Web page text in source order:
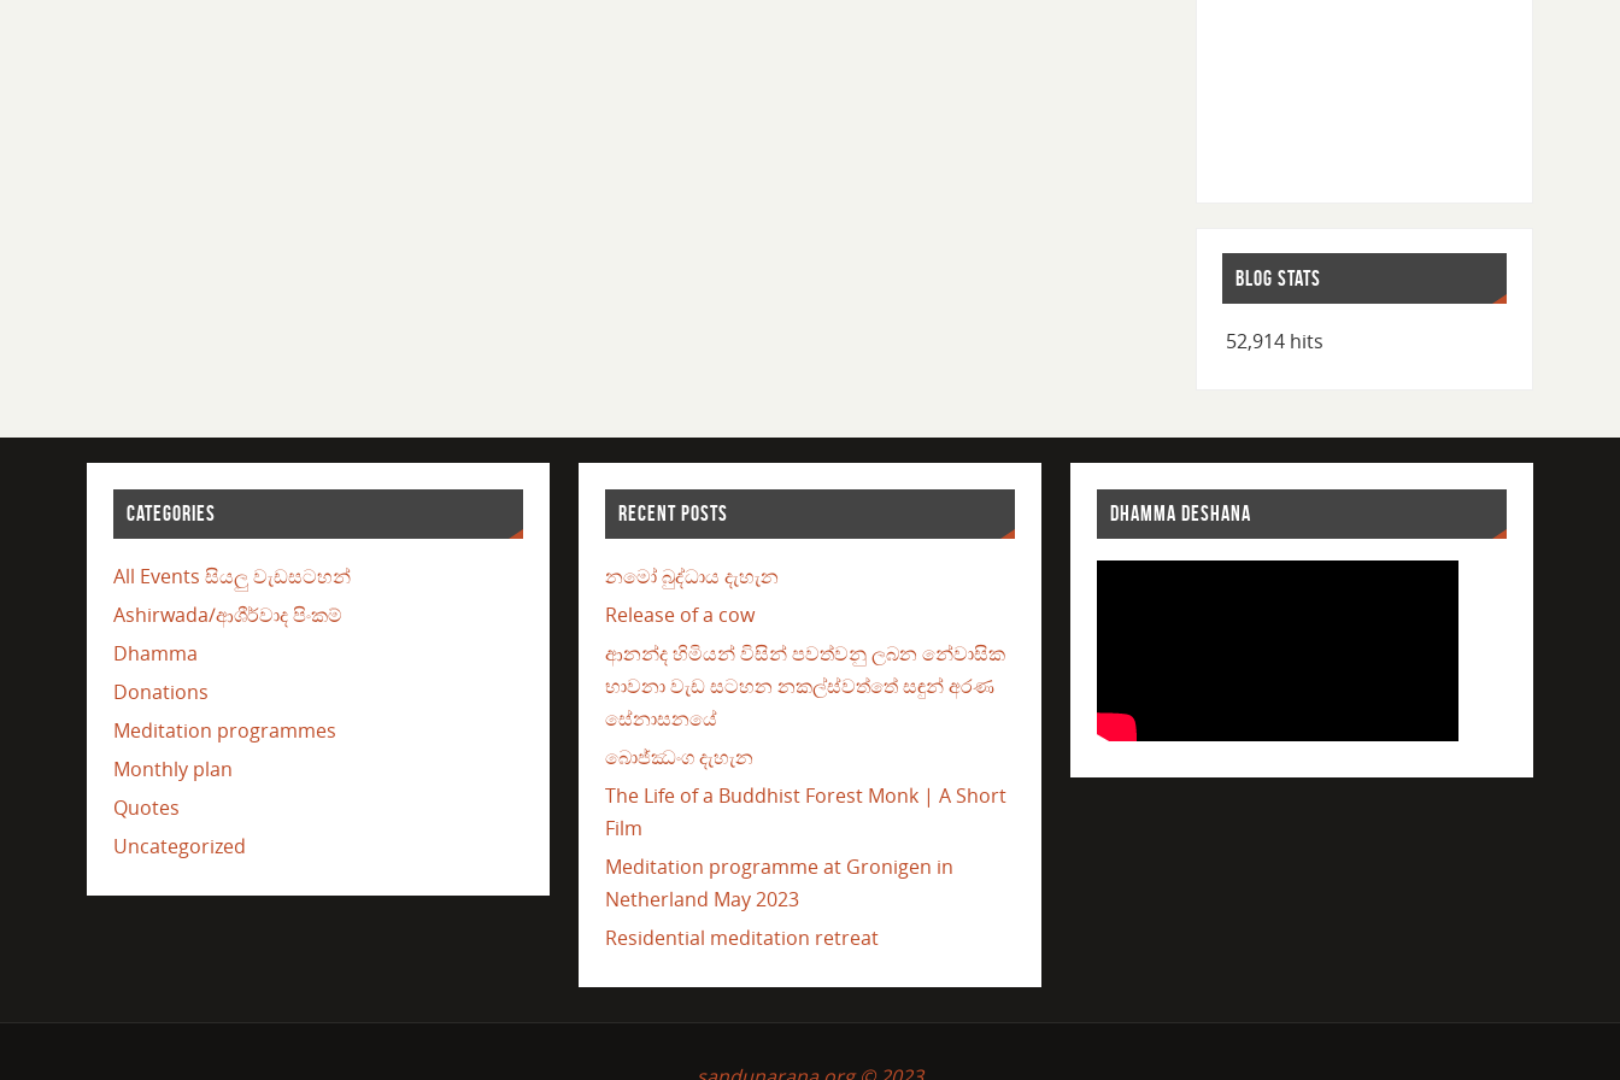
BLOG STATS
52,914 hits
CATEGORIES
All Events සියලු වැඩසටහන්
Ashirwada/ආශීර්වාද පිංකම්
Dhamma
Donations
Meditation programmes
Monthly plan
Quotes
Uncategorized
RECENT POSTS
නමෝ බුද්ධාය දැහැන
Release of a cow
ආනන්ද හිමියන් විසින් පවත්වනු ලබන නේවාසික
භාවනා වැඩ සටහන නකල්ස්වත්තේ සඳුන් අරණ
සේනාසනයේ
බොජ්ඣංග දැහැන
The Life of a Buddhist Forest Monk | A Short
Film
Meditation programme at Gronigen in
Netherland May 2023
Residential meditation retreat
DHAMMA DESHANA